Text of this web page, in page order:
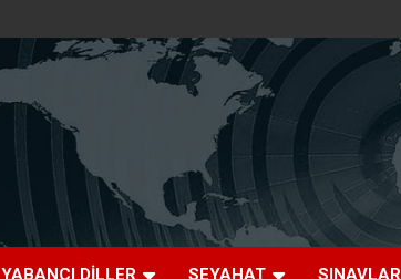
YABANCI DİLLER SEYAHAT SINAVLAR